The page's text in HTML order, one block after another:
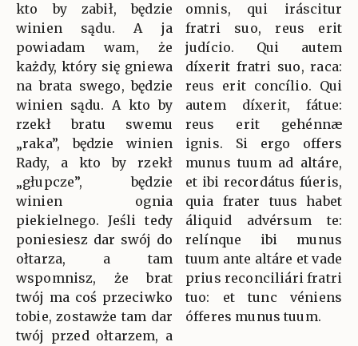
kto by zabił, będzie
winien sądu. A ja
powiadam wam, że
każdy, który się gniewa
na brata swego, będzie
winien sądu. A kto by
rzekł bratu swemu
„raka”, będzie winien
Rady, a kto by rzekł
„głupcze”, będzie
winien ognia
piekielnego. Jeśli tedy
poniesiesz dar swój do
ołtarza, a tam
wspomnisz, że brat
twój ma coś przeciwko
tobie, zostawże tam dar
twój przed ołtarzem, a
omnis, qui iráscitur
fratri suo, reus erit
judício. Qui autem
díxerit fratri suo, raca:
reus erit concílio. Qui
autem díxerit, fátue:
reus erit gehénnæ
ignis. Si ergo offers
munus tuum ad altáre,
et ibi recordátus fúeris,
quia frater tuus habet
áliquid advérsum te:
relínque ibi munus
tuum ante altáre et vade
prius reconciliári fratri
tuo: et tunc véniens
ófferes munus tuum.